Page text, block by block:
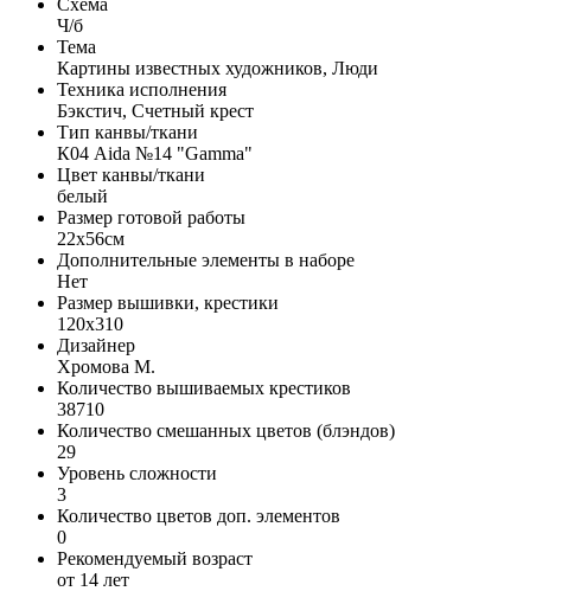
Ч/б
Тема
Картины известных художников, Люди
Техника исполнения
Бэкстич, Счетный крест
Тип канвы/ткани
К04 Aida №14 "Gamma"
Цвет канвы/ткани
белый
Размер готовой работы
22x56см
Дополнительные элементы в наборе
Нет
Размер вышивки, крестики
120x310
Дизайнер
Хромова М.
Количество вышиваемых крестиков
38710
Количество смешанных цветов (блэндов)
29
Уровень сложности
3
Количество цветов доп. элементов
0
Рекомендуемый возраст
от 14 лет